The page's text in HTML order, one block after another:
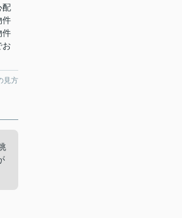
配
件
件
お
見方